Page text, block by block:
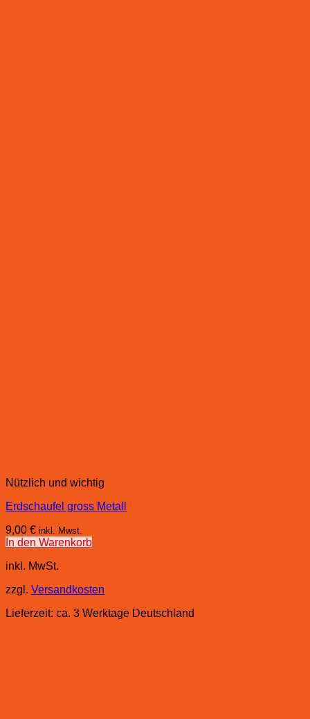
Nützlich und wichtig
Erdschaufel gross Metall
9,00 € inkl. Mwst.
In den Warenkorb
inkl. MwSt.
zzgl. Versandkosten
Lieferzeit: ca. 3 Werktage Deutschland